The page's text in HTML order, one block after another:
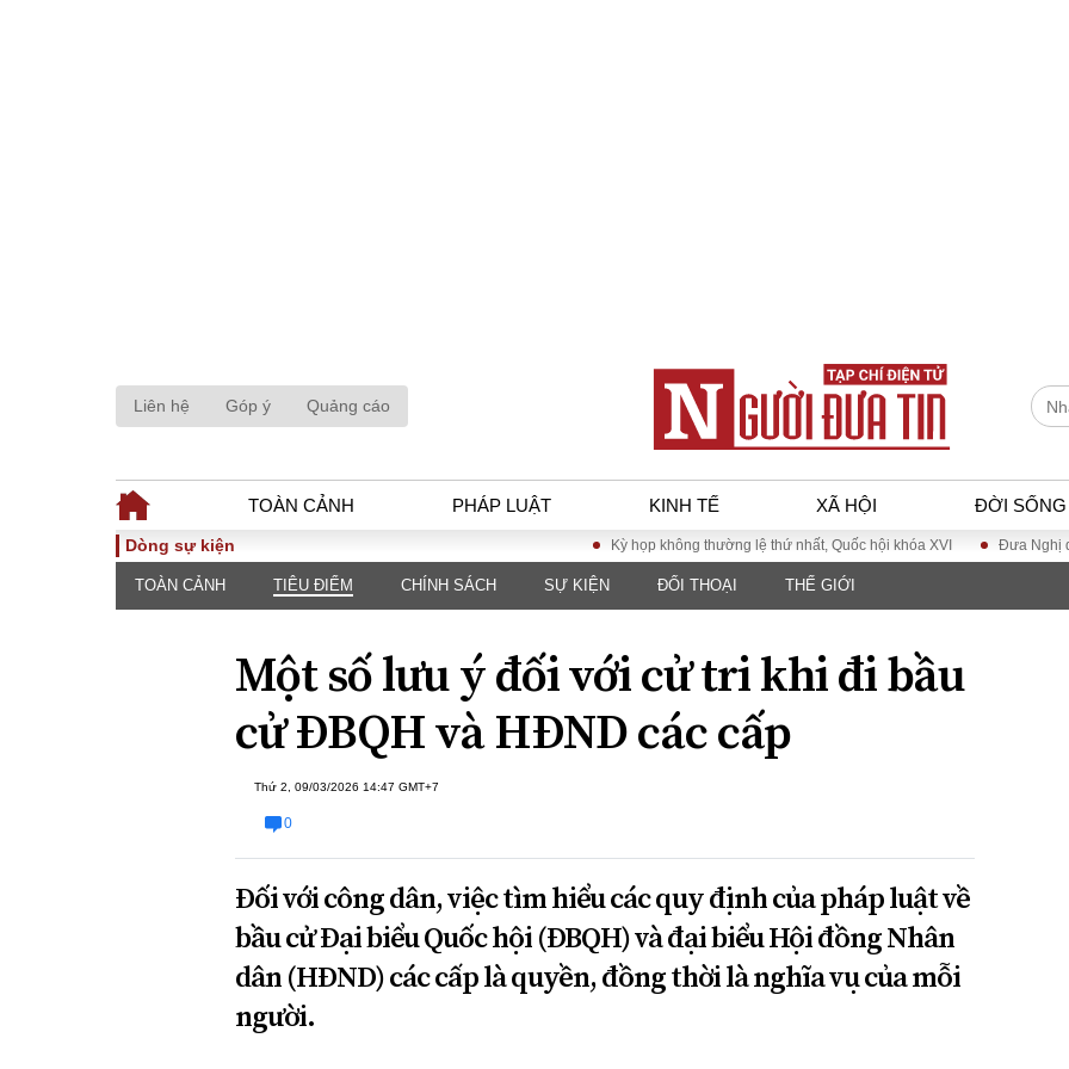
Liên hệ Góp ý Quảng cáo
TOÀN CẢNH PHÁP LUẬT KINH TẾ XÃ HỘI ĐỜI SỐNG
TOÀN CẢNH
Chính sách
Đối thoại
PHÁP LUẬT
luật
Góc nhìn luật gia
Hồ sơ điều tra
KINH TẾ
Tài chính - Ngân
hàng
Kinh tế vĩ mô
Hồ sơ doanh
luận
Công nghệ
ĐA CHIỀU
Dòng sự kiện Kỳ họp không thường lệ thứ nhất, Quốc hội khóa XVI Đưa Nghị quyết
TOÀN CẢNH TIÊU ĐIỂM CHÍNH SÁCH SỰ KIỆN ĐỐI THOẠI THẾ GIỚI
Một số lưu ý đối với cử tri khi đi bầu
cử ĐBQH và HĐND các cấp
Thứ 2, 09/03/2026 14:47 GMT+7
0
Đối với công dân, việc tìm hiểu các quy định của pháp luật về
bầu cử Đại biểu Quốc hội (ĐBQH) và đại biểu Hội đồng Nhân
dân (HĐND) các cấp là quyền, đồng thời là nghĩa vụ của mỗi
người.